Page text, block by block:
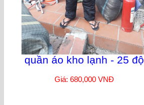
quần áo kho lạnh - 25 độ
Giá: 680,000 VNĐ